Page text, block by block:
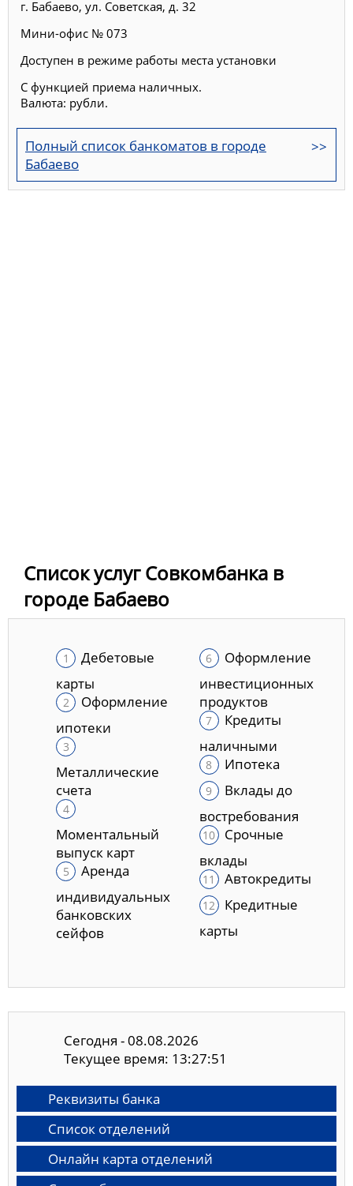
г. Бабаево, ул. Советская, д. 32
Мини-офис № 073
Доступен в режиме работы места установки
С функцией приема наличных.
Валюта: рубли.
Полный список банкоматов в городе
Бабаево
Список услуг Совкомбанка в
городе Бабаево
Дебетовые
карты
Оформление
ипотеки
Металлические
счета
Моментальный
выпуск карт
Аренда
индивидуальных
банковских
сейфов
Оформление
инвестиционных
продуктов
Кредиты
наличными
Ипотека
Вклады до
востребования
Срочные
вклады
Автокредиты
Кредитные
карты
Сегодня - 08.08.2026
Текущее время: 13:27:52
Реквизиты банка
Список отделений
Онлайн карта отделений